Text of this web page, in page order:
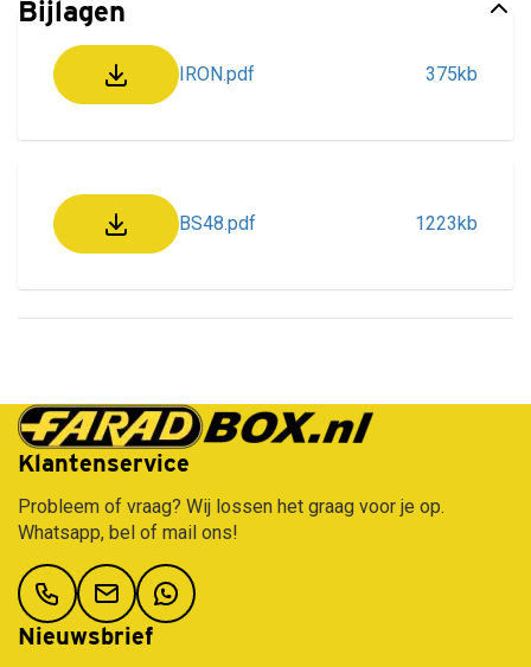
Bijlagen
IRON.pdf 375kb
BS48.pdf 1223kb
Klantenservice
Probleem of vraag? Wij lossen het graag voor je op.
Whatsapp, bel of mail ons!
Nieuwsbrief